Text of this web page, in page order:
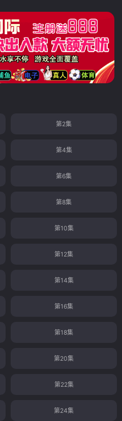
第2集
第4集
第6集
第8集
第10集
第12集
第14集
第16集
第18集
第20集
第22集
第24集